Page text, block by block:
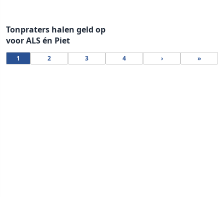
Tonpraters halen geld op
voor ALS én Piet
1 2 3 4 › »